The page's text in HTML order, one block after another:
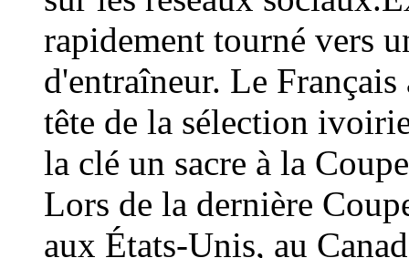
rapidement tourné vers
d'entraîneur. Le
tête de la sélection
la clé un sacre à la
Lors de la dernière
aux États-Unis, au